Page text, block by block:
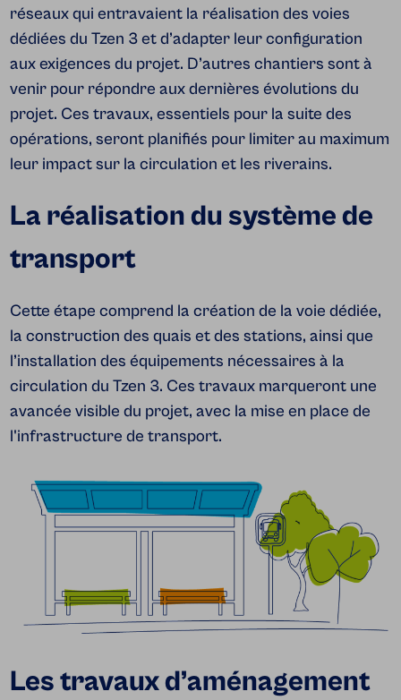
réseaux qui entravaient la réalisation des voies
dédiées du Tzen 3 et d’adapter leur configuration
aux exigences du projet. D’autres chantiers sont à
venir pour répondre aux dernières évolutions du
projet. Ces travaux, essentiels pour la suite des
opérations, seront planifiés pour limiter au maximum
leur impact sur la circulation et les riverains.
La réalisation du système de
transport
Cette étape comprend la création de la voie dédiée,
la construction des quais et des stations, ainsi que
l’installation des équipements nécessaires à la
circulation du Tzen 3. Ces travaux marqueront une
avancée visible du projet, avec la mise en place de
l'infrastructure de transport.
Les travaux d’aménagement